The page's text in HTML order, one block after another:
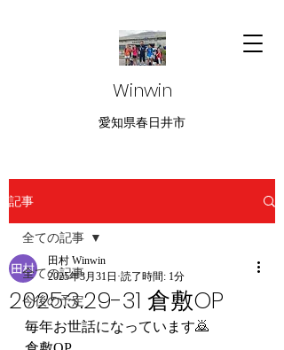
Winwin
愛知県春日井市
記事
全ての記事
今後の予定
全ての記事
2025.3.29-31 倉敷OP
田村 Winwin
2025年3月31日 読了時間: 1分
毎年お世話になっています🙇